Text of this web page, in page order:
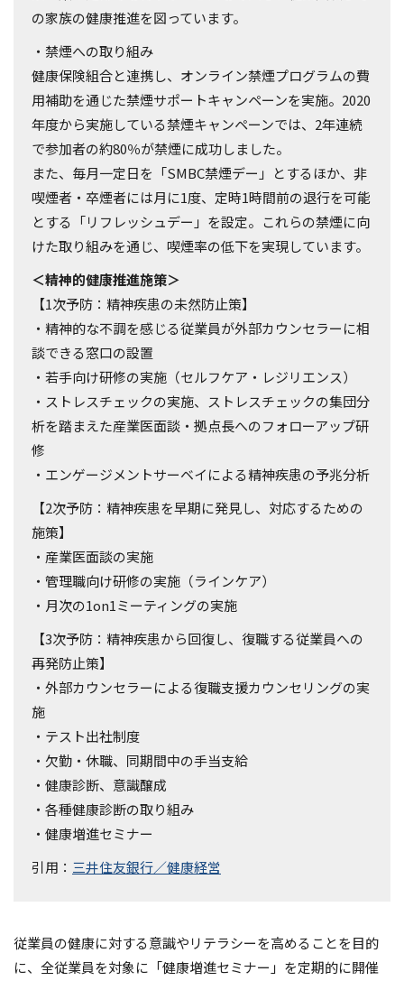
の家族の健康推進を図っています。
・禁煙への取り組み
健康保険組合と連携し、オンライン禁煙プログラムの費
用補助を通じた禁煙サポートキャンペーンを実施。2020
年度から実施している禁煙キャンペーンでは、2年連続
で参加者の約80％が禁煙に成功しました。
また、毎月一定日を「SMBC禁煙デー」とするほか、非
喫煙者・卒煙者には月に1度、定時1時間前の退行を可能
とする「リフレッシュデー」を設定。これらの禁煙に向
けた取り組みを通じ、喫煙率の低下を実現しています。
＜精神的健康推進施策＞
【1次予防：精神疾患の未然防止策】
・精神的な不調を感じる従業員が外部カウンセラーに相
談できる窓口の設置
・若手向け研修の実施（セルフケア・レジリエンス）
・ストレスチェックの実施、ストレスチェックの集団分
析を踏まえた産業医面談・拠点長へのフォローアップ研
修
・エンゲージメントサーベイによる精神疾患の予兆分析
【2次予防：精神疾患を早期に発見し、対応するための
施策】
・産業医面談の実施
・管理職向け研修の実施（ラインケア）
・月次の1on1ミーティングの実施
【3次予防：精神疾患から回復し、復職する従業員への
再発防止策】
・外部カウンセラーによる復職支援カウンセリングの実
施
・テスト出社制度
・欠勤・休職、同期間中の手当支給
・健康診断、意識醸成
・各種健康診断の取り組み
・健康増進セミナー
引用： 三井住友銀行／健康経営
従業員の健康に対する意識やリテラシーを高めることを目的
に、全従業員を対象に「健康増進セミナー」を定期的に開催